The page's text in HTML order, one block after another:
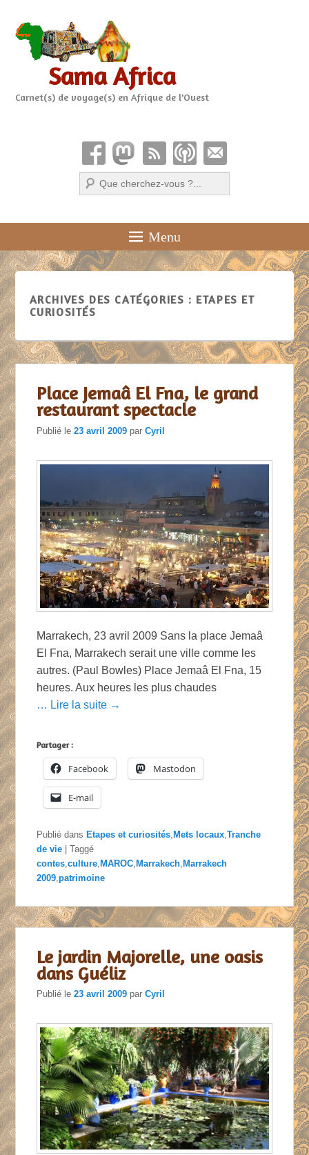
Sama Africa
Carnet(s) de voyage(s) en Afrique de l'Ouest
Recherche
Menu
ARCHIVES DES CATÉGORIES : ETAPES ET
CURIOSITÉS
Place Jemaâ El Fna, le grand
restaurant spectacle
Publié le23 avril 2009 parCyril
Marrakech, 23 avril 2009 Sans la place Jemaâ
El Fna, Marrakech serait une ville comme les
autres. (Paul Bowles) Place Jemaâ El Fna, 15
heures. Aux heures les plus chaudes
… Lire la suite →
Partager :
Facebook Mastodon
E-mail
Publié dans Etapes et curiosités ,Mets locaux ,Tranche
de vie |Taggé
contes ,culture ,MAROC ,Marrakech ,Marrakech
2009 ,patrimoine
Le jardin Majorelle, une oasis
dans Guéliz
Publié le23 avril 2009 parCyril